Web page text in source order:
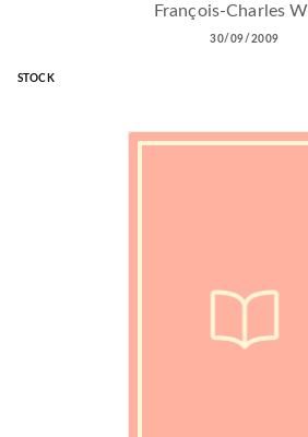
François-Charles
30/09/2009
STOCK